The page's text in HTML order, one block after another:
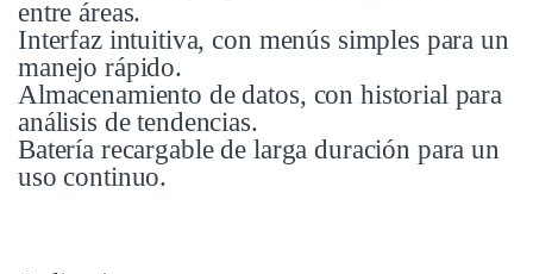
entre áreas.
Interfaz intuitiva, con menús simples para un
manejo rápido.
Almacenamiento de datos, con historial para
análisis de tendencias.
Batería recargable de larga duración para un
uso continuo.